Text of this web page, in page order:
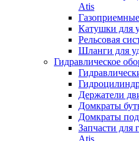
Atis
Катушки для
Рельсовая
Шланги для
Гидравлическое
Держатели
Домкраты
Домкраты
Запчасти для
Atis